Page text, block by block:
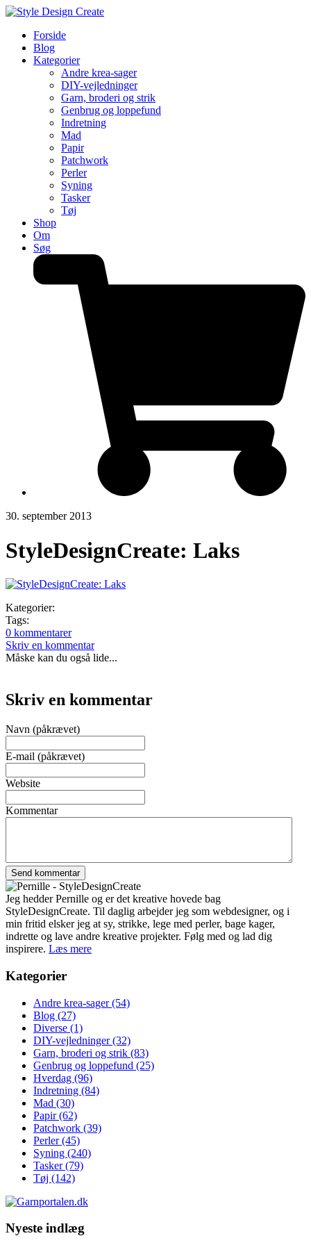
Forside
Blog
Kategorier
Andre krea-sager
DIY-vejledninger
Garn, broderi og strik
Genbrug og loppefund
Indretning
Mad
Papir
Patchwork
Perler
Syning
Tasker
Tøj
Shop
Om
Søg
30. september 2013
StyleDesignCreate: Laks
Kategorier:
Tags:
0 kommentarer
Skriv en kommentar
Måske kan du også lide...
Skriv en kommentar
Navn (påkrævet)
E-mail (påkrævet)
Website
Kommentar
Jeg hedder Pernille og er det kreative hovede bag
StyleDesignCreate. Til daglig arbejder jeg som webdesigner, og i
min fritid elsker jeg at sy, strikke, lege med perler, bage kager,
indrette og lave andre kreative projekter. Følg med og lad dig
inspirere. Læs mere
Kategorier
Andre krea-sager(54)
Blog (27)
Diverse (1)
DIY-vejledninger(32)
Garn, broderi og strik (83)
Genbrug og loppefund (25)
Hverdag (96)
Indretning (84)
Mad (30)
Papir(62)
Patchwork (39)
Perler(45)
Syning (240)
Tasker(79)
Tøj (142)
Nyeste indlæg